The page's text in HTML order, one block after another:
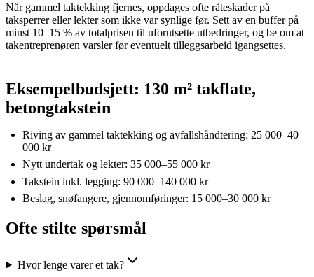
Når gammel taktekking fjernes, oppdages ofte råteskader på
taksperrer eller lekter som ikke var synlige før. Sett av en buffer på
minst 10–15 % av totalprisen til uforutsette utbedringer, og be om at
takentreprenøren varsler før eventuelt tilleggsarbeid igangsettes.
Eksempelbudsjett: 130 m² takflate,
betongtakstein
Riving av gammel taktekking og avfallshåndtering: 25 000–40
000 kr
Nytt undertak og lekter: 35 000–55 000 kr
Takstein inkl. legging: 90 000–140 000 kr
Beslag, snøfangere, gjennomføringer: 15 000–30 000 kr
Ofte stilte spørsmål
Hvor lenge varer et tak?